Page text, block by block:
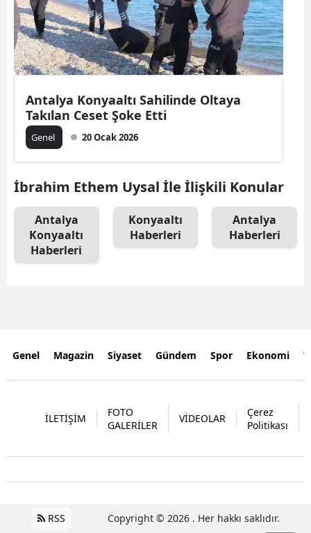
Antalya Konyaaltı Sahilinde Oltaya
Takılan Ceset Şoke Etti
Genel 20 Ocak 2026
İbrahim Ethem Uysal İle İlişkili Konular
Antalya
Konyaaltı
Haberleri
Konyaaltı
Haberleri
Antalya
Haberleri
Genel Magazin Siyaset Gündem Spor Ekonomi
İLETİŞİM
FOTO
GALERİLER
VİDEOLAR
Çerez
Politikası
RSS Copyright © 2026 . Her hakkı saklıdır.